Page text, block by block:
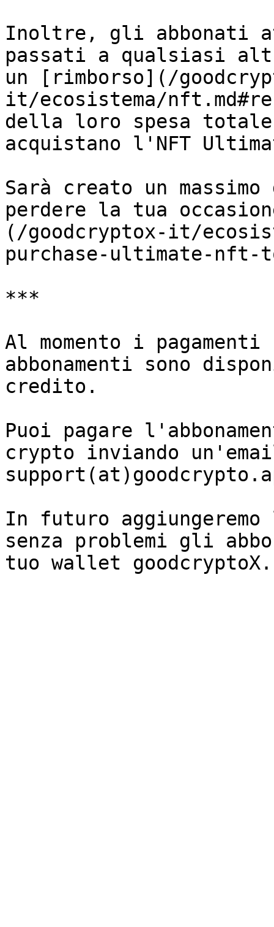
Inoltre, gli abbonati
passati a qualsiasi
un [rimborso](/
it/ecosistema/
della loro spesa totale
acquistano l'NFT
Sarà creato un
perdere la tua
(/goodcryptox-it/
purchase-ultimate-
***
Al momento i
abbonamenti sono
credito.
Puoi pagare
crypto inviando
In futuro
senza problemi gli